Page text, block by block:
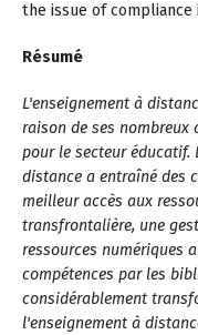
the issue of compliance
Résumé
L'enseignement à
raison de ses
pour le secteur éducatif.
distance a entraîné des
meilleur accès aux
transfrontalière, une
ressources numériques
compétences par les
considérablement
l'enseignement à